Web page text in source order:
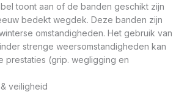
toont aan of de banden geschikt zijn
bedekt wegdek. Deze banden zijn
omstandigheden. Het gebruik van
strenge weersomstandigheden kan
prestaties (grip. wegligging en
veiligheid